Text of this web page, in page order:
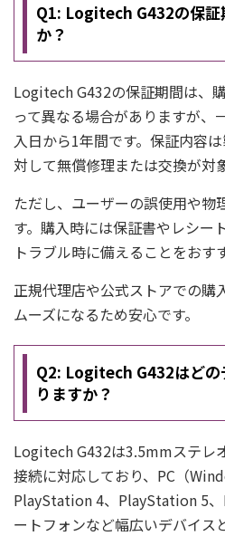
Q1: Logitech G432の保証
か？
Logitech G432の保証期間は、
って異なる場合がありますが、
入日から1年間です。保証内容
対して無償修理または交換が対
ただし、ユーザーの誤使用や物
す。購入時には保証書やレシー
トラブル時に備えることをおす
正規代理店や公式ストアでの購
ムーズになるため安心です。
Q2: Logitech G432はどの
りますか？
Logitech G432は3.5mmステレ
接続に対応しており、PC（
PlayStation 4、PlayStation 5
ートフォンなど幅広いデバイス